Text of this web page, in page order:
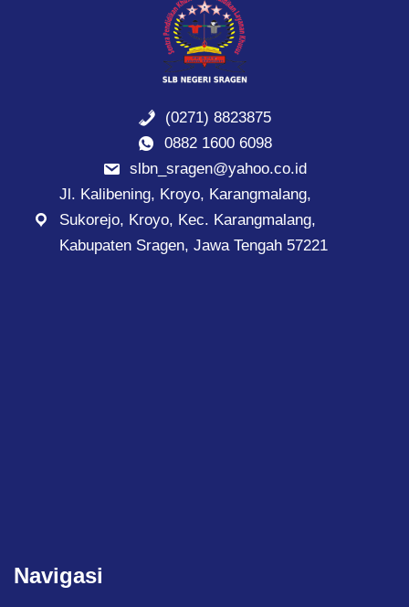
(0271) 8823875
0882 1600 6098
slbn_sragen@yahoo.co.id
Jl. Kalibening, Kroyo, Karangmalang,
Sukorejo, Kroyo, Kec. Karangmalang,
Kabupaten Sragen, Jawa Tengah 57221
Navigasi